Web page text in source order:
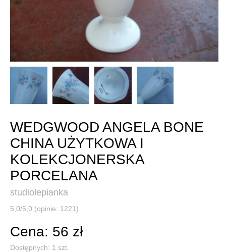
WEDGWOOD ANGELA BONE
CHINA UŻYTKOWA I
KOLEKCJONERSKA
PORCELANA
studiolepianka
5,0/5,0 (opinie: 1221)
Cena: 56 zł
Dostępnych: 1 szt.